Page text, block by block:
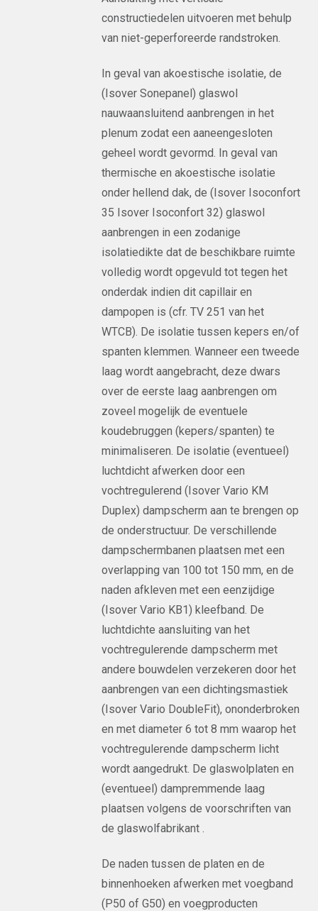
constructiedelen uitvoeren met behulp
van niet-geperforeerde randstroken.
In geval van akoestische isolatie, de
(Isover Sonepanel) glaswol
nauwaansluitend aanbrengen in het
plenum zodat een aaneengesloten
geheel wordt gevormd. In geval van
thermische en akoestische isolatie
onder hellend dak, de (Isover Isoconfort
35 Isover Isoconfort 32) glaswol
aanbrengen in een zodanige
isolatiedikte dat de beschikbare ruimte
volledig wordt opgevuld tot tegen het
onderdak indien dit capillair en
dampopen is (cfr. TV 251 van het
WTCB). De isolatie tussen kepers en/of
spanten klemmen. Wanneer een tweede
laag wordt aangebracht, deze dwars
over de eerste laag aanbrengen om
zoveel mogelijk de eventuele
koudebruggen (kepers/spanten) te
minimaliseren. De isolatie (eventueel)
luchtdicht afwerken door een
vochtregulerend (Isover Vario KM
Duplex) dampscherm aan te brengen op
de onderstructuur. De verschillende
dampschermbanen plaatsen met een
overlapping van 100 tot 150 mm, en de
naden afkleven met een eenzijdige
(Isover Vario KB1) kleefband. De
luchtdichte aansluiting van het
vochtregulerende dampscherm met
andere bouwdelen verzekeren door het
aanbrengen van een dichtingsmastiek
(Isover Vario DoubleFit), ononderbroken
en met diameter 6 tot 8 mm waarop het
vochtregulerende dampscherm licht
wordt aangedrukt. De glaswolplaten en
(eventueel) dampremmende laag
plaatsen volgens de voorschriften van
de glaswolfabrikant .
De naden tussen de platen en de
binnenhoeken afwerken met voegband
(P50 of G50) en voegproducten